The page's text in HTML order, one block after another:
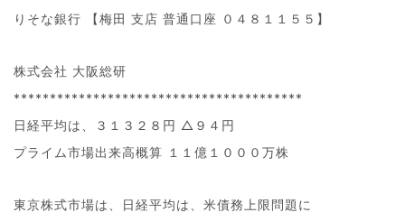
りそな銀行 【梅田 支店 普通口座 ０４８１１５５】
株式会社 大阪総研
****************************************
日経平均は、３１３２８円 △９４円
プライム市場出来高概算 １１億１０００万株
東京株式市場は、日経平均は、米債務上限問題に